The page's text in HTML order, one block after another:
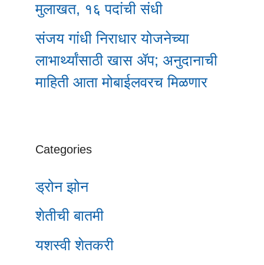
मुलाखत, १६ पदांची संधी
संजय गांधी निराधार योजनेच्या
लाभार्थ्यांसाठी खास ॲप; अनुदानाची
माहिती आता मोबाईलवरच मिळणार
Categories
ड्रोन झोन
शेतीची बातमी
यशस्वी शेतकरी